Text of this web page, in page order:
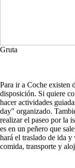
Gruta
Para ir a Coche existen
disposición. Si quiere
hacer actividades
day" organizado.
realizar el paseo por la
es en un peñero que
hará el traslado de ida
comida, transporte y